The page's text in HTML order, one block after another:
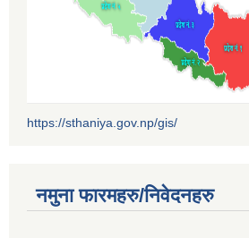
https://sthaniya.gov.np/gis/
नमुना फारमहरु/निवेदनहरु